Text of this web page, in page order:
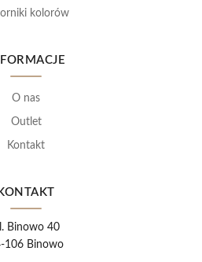
kolorów
O nas
Outlet
Kontakt
KONTAKT
Binowo 40
106 Binowo